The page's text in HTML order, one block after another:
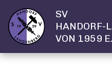
SV
HANDORF-
VON 1959